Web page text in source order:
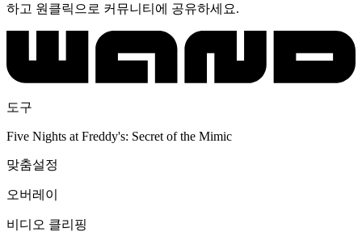
하고 원클릭으로 커뮤니티에 공유하세요.
도구
Five Nights at Freddy's: Secret of the Mimic
맞춤설정
오버레이
비디오 클리핑